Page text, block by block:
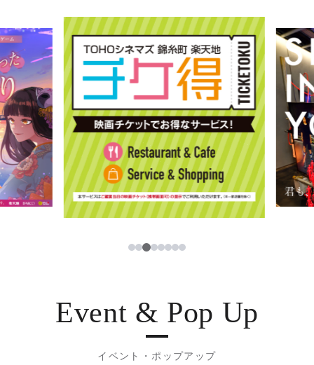
ニュース
レストラン・カフェ
TAX FREE
PARCOメンバーズ
JP
한국어
ภาษาไทย
日本語
1234567
Event & Pop Up
イベント・ポップアップ